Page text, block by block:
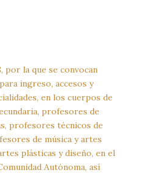
por la que se convocan
ingreso, accesos y
en los cuerpos de
profesores de
profesores técnicos de
de música y artes
plásticas y diseño, en el
Autónoma, así